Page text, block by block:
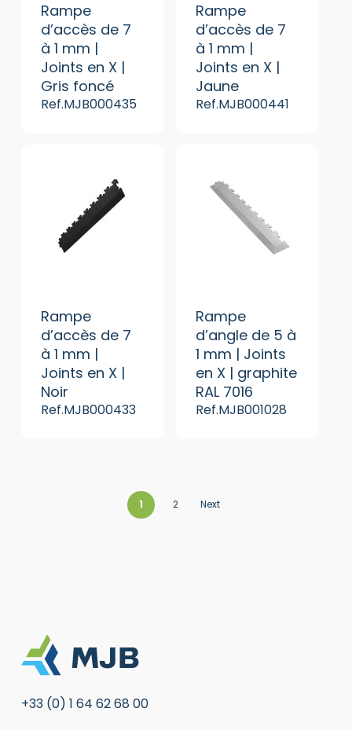
Rampe
d’accès de 7
à 1 mm |
Joints en X |
Gris foncé
Ref.MJB000435
Rampe
d’accès de 7
à 1 mm |
Joints en X |
Jaune
Ref.MJB000441
Rampe
d’accès de 7
à 1 mm |
Joints en X |
Noir
Ref.MJB000433
Rampe
d’angle de 5 à
1 mm | Joints
en X | graphite
RAL 7016
Ref.MJB001028
1 2 Next
+33 (0) 1 64 62 68 00